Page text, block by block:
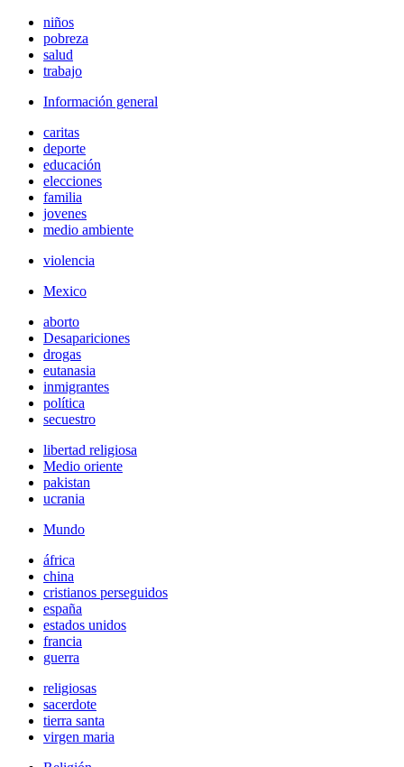
niños
pobreza
salud
trabajo
Información general
caritas
deporte
educación
elecciones
familia
jovenes
medio ambiente
violencia
Mexico
aborto
Desapariciones
drogas
eutanasia
inmigrantes
política
secuestro
libertad religiosa
Medio oriente
pakistan
ucrania
Mundo
áfrica
china
cristianos perseguidos
españa
estados unidos
francia
guerra
religiosas
sacerdote
tierra santa
virgen maria